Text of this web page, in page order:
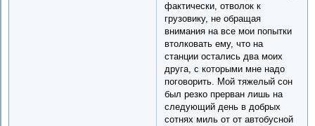
фактически, отволок к
грузовику, не обращая
внимания на все мои попытки
втолковать ему, что на
станции остались два моих
друга, с которыми мне надо
поговорить. Мой тяжелый сон
был резко прерван лишь на
следующий день в добрых
сотнях миль от от автобусной